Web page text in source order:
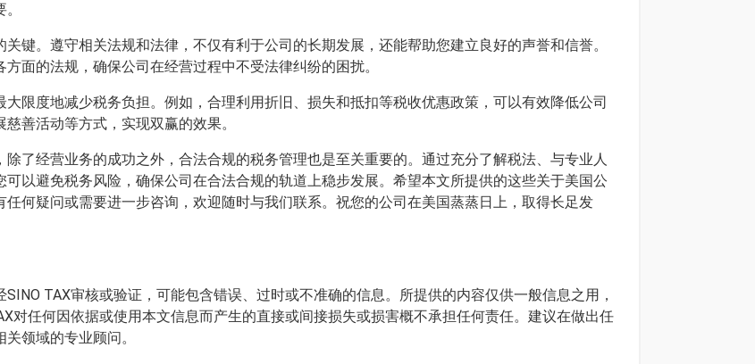
键。遵守相关法规和法律，不仅有利于公司的长期发展，还能帮助您建立良好的声誉和信誉。
面的法规，确保公司在经营过程中不受法律纠纷的困扰。
限度地减少税务负担。例如，合理利用折旧、损失和抵扣等税收优惠政策，可以有效降低公司
善活动等方式，实现双赢的效果。
了经营业务的成功之外，合法合规的税务管理也是至关重要的。通过充分了解税法、与专业人
以避免税务风险，确保公司在合法合规的轨道上稳步发展。希望本文所提供的这些关于美国公
何疑问或需要进一步咨询，欢迎随时与我们联系。祝您的公司在美国蒸蒸日上，取得长足发
TAX审核或验证，可能包含错误、过时或不准确的信息。所提供的内容仅供一般信息之用，
对任何因依据或使用本文信息而产生的直接或间接损失或损害概不承担任何责任。建议在做出任
领域的专业顾问。